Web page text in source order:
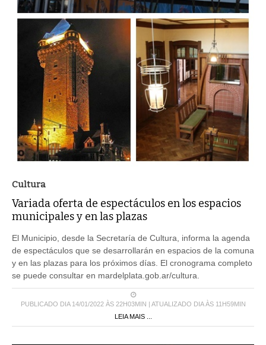
Cultura
Variada oferta de espectáculos en los espacios
municipales y en las plazas
El Municipio, desde la Secretaría de Cultura, informa la agenda
de espectáculos que se desarrollarán en espacios de la comuna
y en las plazas para los próximos días. El cronograma completo
se puede consultar en mardelplata.gob.ar/cultura.
PUBLICADO DIA 14/01/2022 ÀS 22H03MIN | ATUALIZADO DIA ÀS 11H59MIN
LEIA MAIS ...